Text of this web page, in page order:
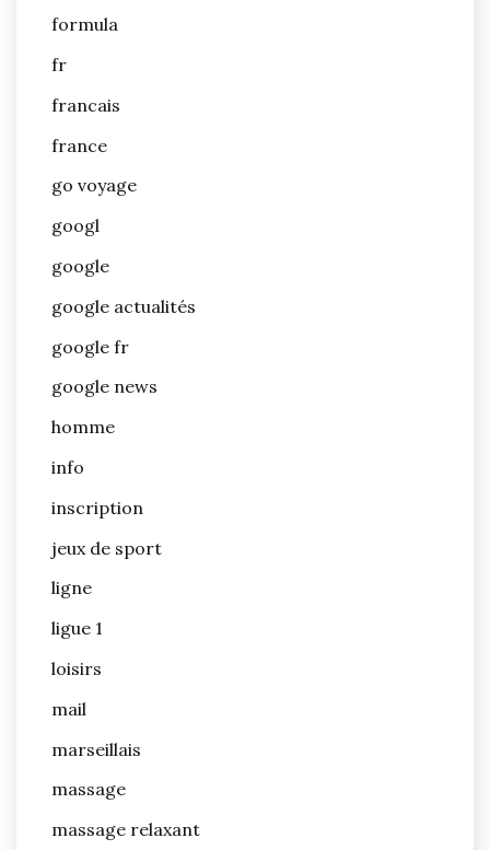
formula
fr
francais
france
go voyage
googl
google
google actualités
google fr
google news
homme
info
inscription
jeux de sport
ligne
ligue 1
loisirs
mail
marseillais
massage
massage relaxant